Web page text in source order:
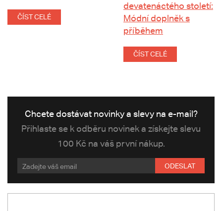
ČÍST CELÉ
devatenáctého století:
Módní doplněk s
příběhem
ČÍST CELÉ
Chcete dostávat novinky a slevy na e-mail?
Přihlaste se k odběru novinek a získejte slevu
100 Kč na váš první nákup.
ODESLAT